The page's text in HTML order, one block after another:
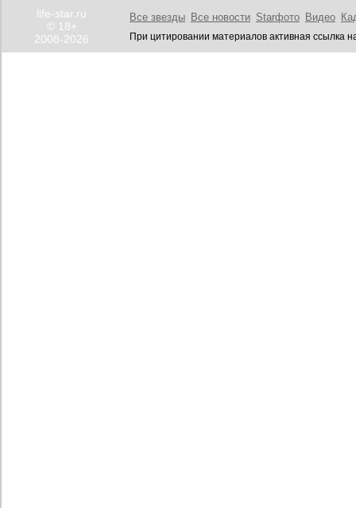
life-star.ru
© 18+
2008-2026
Все звезды Все новости Starфото Видео
При цитировании материалов активная ссылка